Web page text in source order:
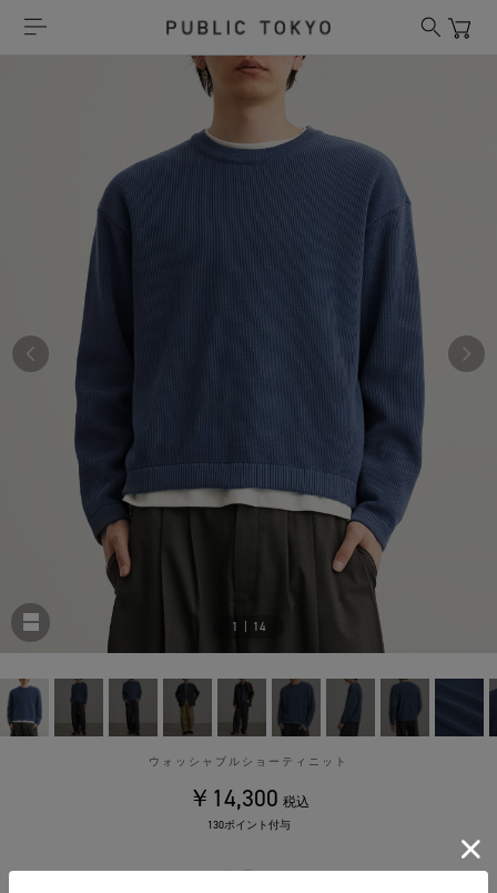
1 | 14
ウォッシャブルショーティニット
￥14,300 税込
130ポイント付与
カラー